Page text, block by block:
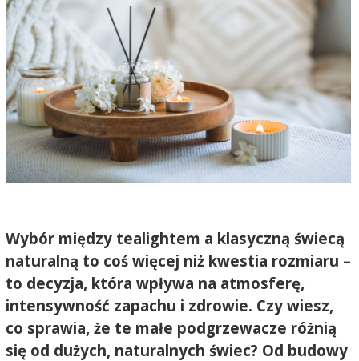
Wybór między tealightem a klasyczną świecą
naturalną to coś więcej niż kwestia rozmiaru –
to decyzja, która wpływa na atmosferę,
intensywność zapachu i zdrowie. Czy wiesz,
co sprawia, że te małe podgrzewacze różnią
się od dużych, naturalnych świec? Od budowy